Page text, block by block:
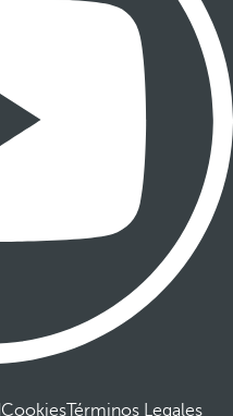
CookiesTérminos Legales